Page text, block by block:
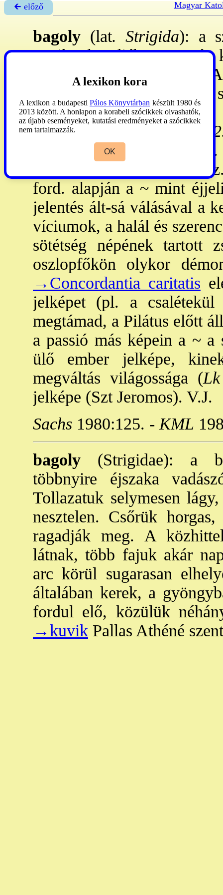
🡰 előző Magyar
bagoly (lat. Strigida): a
egyik alrendjébe tartozó,
ragadozó madár. -
.
tudósítója, Pallas
bölcsesség
átváltozásával született. -
szövege és legrégibb
hasonló (berni illuminált
ford. alapján a ~ mint
jelentés ált-sá válásával a
víciumok, a halál és
sötétség népének tartott
oszlopfőkön olykor
→Concordantia caritatis
jelképet (pl. a
megtámad, a Pilátus előtt
a passió más képein a ~ a
ülő ember jelképe,
megváltás világossága (
jelképe (Szt Jeromos). V.J.
Sachs 1980:125. - KML
bagoly (Strigidae): a
többnyire éjszaka
Tollazatuk selymesen
nesztelen. Csőrük
ragadják meg. A
látnak, több fajuk akár
arc körül sugarasan
általában kerek, a
fordul elő, közülük
→kuvik Pallas Athéné
A lexikon kora
A lexikon a budapesti Pálos Könyvtárban készült 1980 és
2013 között. A honlapon a korabeli szócikkek olvashatók,
az újabb eseményeket, kutatási eredményeket a szócikkek
nem tartalmazzák.
OK